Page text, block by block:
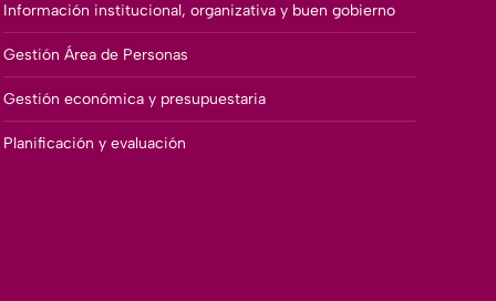
Información institucional, organizativa y buen gobierno
Gestión Área de Personas
Gestión económica y presupuestaria
Planificación y evaluación